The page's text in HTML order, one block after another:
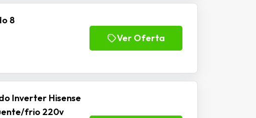
8
Ver Oferta
Inverter Hisense
frio 220v